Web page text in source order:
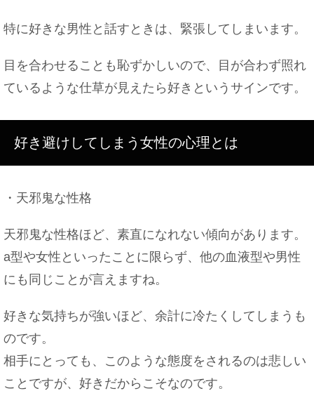
特に好きな男性と話すときは、緊張してしまいます。
目を合わせることも恥ずかしいので、目が合わず照れ
ているような仕草が見えたら好きというサインです。
好き避けしてしまう女性の心理とは
・天邪鬼な性格
天邪鬼な性格ほど、素直になれない傾向があります。
a型や女性といったことに限らず、他の血液型や男性
にも同じことが言えますね。
好きな気持ちが強いほど、余計に冷たくしてしまうも
のです。
相手にとっても、このような態度をされるのは悲しい
ことですが、好きだからこそなのです。